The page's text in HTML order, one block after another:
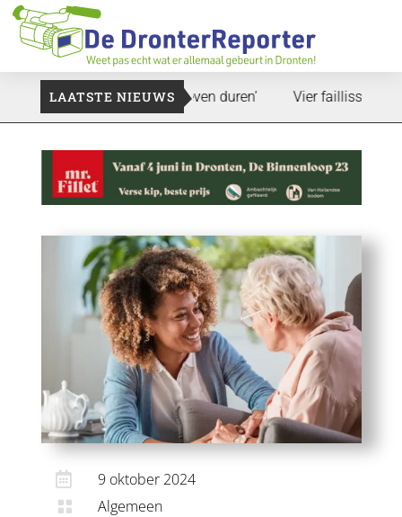
LAATSTE NIEUWS
‘Dat zal ook nog wel even duren’ Vier faillissementen
 9 oktober 2024
 Algemeen